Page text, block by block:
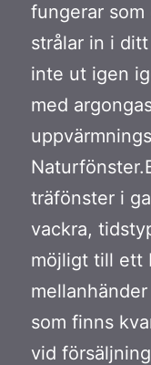
fungerar
strålar in i
inte ut igen
med
träfönster i
vackra,
möjligt till ett
som finns
vid